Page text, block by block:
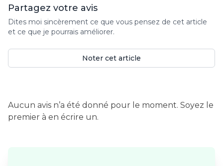
Partagez votre avis
Dites moi sincèrement ce que vous pensez de cet article
et ce que je pourrais améliorer.
Noter cet article
Aucun avis n’a été donné pour le moment. Soyez le
premier à en écrire un.